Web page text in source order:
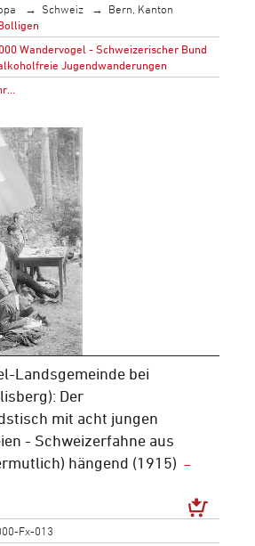
Schweiz
Bern, Kanton
Wandervogel - Schweizerischer Bund
Jugendwanderungen
Landsgemeinde bei
Der
mit acht jungen
- Schweizerfahne aus
hängend (1915)
Fx-013